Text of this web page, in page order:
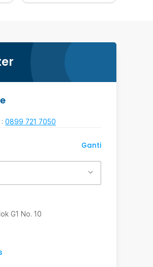
0899 721 7050
Ganti
G1 No. 10